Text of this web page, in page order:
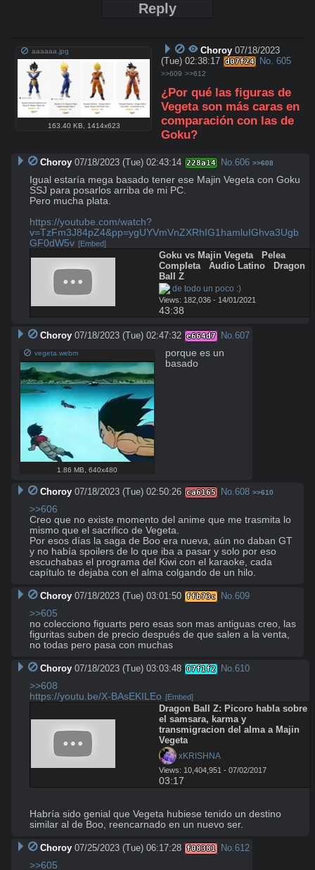
Reply
aaaaaa.jpg
163.40 KB 1414x623
Choroy 07/18/2023
(Tue) 02:38:17 d07f24 No. 605
>>609 >>612
¿Por qué las figuras de
Vegeta son más caras en
comparación con las de
Goku?
Choroy 07/18/2023 (Tue) 02:43:14 228a14 No.606 >>608
Igual estaría mega basado tener ese Majin Vegeta con Goku
SSJ para posarlos arriba de mi PC.
Pero mucha plata.
https://youtube.com/watch?
v=TzFm3J84pZ4&pp=ygUYVmVnZXRhIG1hamluIGhva3Ugb
GF0dW5v [Embed]
Goku vs Majin Vegeta   Pelea
Completa   Audio Latino   Dragon
Ball Z
de todo un poco :)
Views: 182,036 - 14/01/2021
43:38
Choroy 07/18/2023 (Tue) 02:47:32 e664d7 No.607
vegeta.webm
1.86 MB ,640x480
porque es un
basado
Choroy 07/18/2023 (Tue) 02:50:26 ca6165 No.608 >>610
>>606
Creo que no existe momento del anime que me trasmita lo
mismo que el sacrifico de Vegeta.
Por esos días la saga de Boo era nueva, aún no daban GT
y no había spoilers de lo que iba a pasar y solo por eso
escuchabas el programa del Kiwi con el karaoke, cada
capítulo te dejaba con el alma colgando de un hilo.
Choroy 07/18/2023 (Tue) 03:01:50 ffb73c No.609
>>605
no colecciono figuarts pero esas son mas antiguas creo, las
figuritas suben de precio después de que salen a la venta,
no todas pero pasa con muchas
Choroy 07/18/2023 (Tue) 03:03:48 07f1f2 No.610
>>608
https://youtu.be/X-BAsEKILEo [Embed]
Dragon Ball Z: Picoro habla sobre
el samsara, karma y
transmigracion del alma a Majin
Vegeta
xKRISHNA
Views: 10,404,951 - 07/02/2017
03:17
Habría sido genial que Vegeta hubiese tenido un destino
similar al de Boo, reencarnado en un nuevo ser.
Choroy 07/25/2023 (Tue) 06:17:28 f08381 No.612
>>605